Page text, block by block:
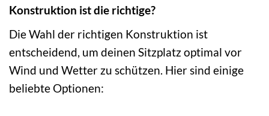
Konstruktion ist die richtige?
Die Wahl der richtigen Konstruktion ist
entscheidend, um deinen Sitzplatz optimal vor
Wind und Wetter zu schützen. Hier sind einige
beliebte Optionen: